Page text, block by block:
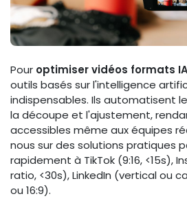
Pour optimiser vidéos formats
outils basés sur l'intelligence
indispensables. Ils automatisent
la découpe et l'ajustement,
accessibles même aux équipes
nous sur des solutions pratiques
rapidement à TikTok (9:16, <15s),
ratio, <30s), LinkedIn (vertical ou
ou 16:9).